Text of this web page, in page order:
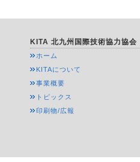
KITA 北九州国際技術協力協会
ホーム
KITAについて
事業概要
トピックス
印刷物/広報